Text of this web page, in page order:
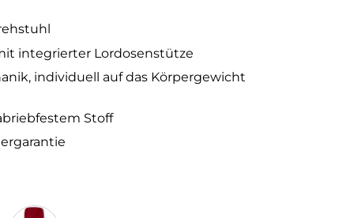
integrierter Lordosenstütze
individuell auf das Körpergewicht
Stoff